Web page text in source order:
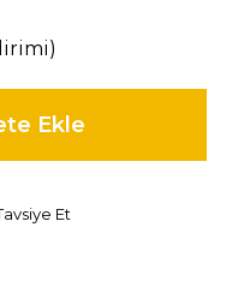
Ekle
Et